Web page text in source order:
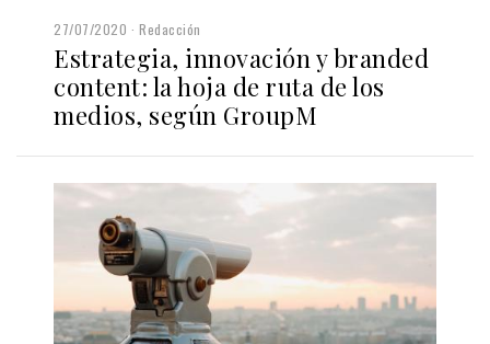
27/07/2020 Redacción
Estrategia, innovación y branded
content: la hoja de ruta de los
medios, según GroupM